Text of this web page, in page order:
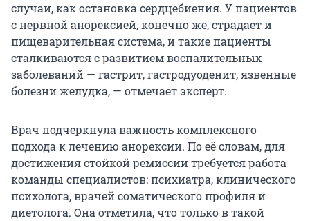
случаи, как остановка сердцебиения. У пациентов
с нервной анорексией, конечно же, страдает и
пищеварительная система, и такие пациенты
сталкиваются с развитием воспалительных
заболеваний — гастрит, гастродуоденит, язвенные
болезни желудка, — отмечает эксперт.
Врач подчеркнула важность комплексного
подхода к лечению анорексии. По её словам, для
достижения стойкой ремиссии требуется работа
команды специалистов: психиатра, клинического
психолога, врачей соматического профиля и
диетолога. Она отметила, что только в такой